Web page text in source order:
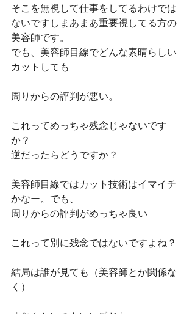
そこを無視して仕事をしてるわけでは
ないですしまあまあ重要視してる方の
美容師です。
でも、美容師目線でどんな素晴らしい
カットしても
周りからの評判が悪い。
これってめっちゃ残念じゃないです
か？
逆だったらどうですか？
美容師目線ではカット技術はイマイチ
かなー。でも、
周りからの評判がめっちゃ良い
これって別に残念ではないですよね？
結局は誰が見ても（美容師とか関係な
く）